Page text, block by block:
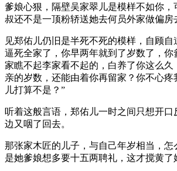
爹娘心狠，隔壁吴家翠儿是模样不如你，
叔还不是一顶粉轿送她去何员外家做偏房
见郑佑儿仍旧是半死不死的模样，自顾自
逼死全家了，你早两年就到了岁数了，你
家瞧不起李家看不起的，白养了你这么久
亲的岁数，还能由着你再留家？你不心
儿打算不是？”
听着这般言语，郑佑儿一时之间只想开
边又咽了回去。
那张家木匠的儿子，与自己年岁相当，怎
是她爹娘想多要十五两聘礼，这才搅黄了